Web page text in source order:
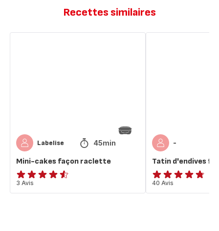
Recettes similaires
Labelise 45min
Mini-cakes façon raclette
ratings.4.5
3 Avis
-
Tatin d'endives
ratings.4.7
40 Avis